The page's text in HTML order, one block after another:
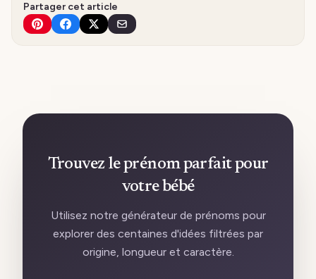
Partager cet article
Trouvez le prénom parfait pour
votre bébé
Utilisez notre générateur de prénoms pour
explorer des centaines d'idées filtrées par
origine, longueur et caractère.